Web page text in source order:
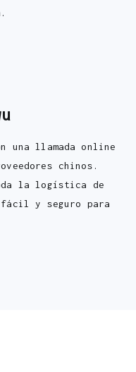
una llamada online
chinos.
la logística de
fácil y seguro para